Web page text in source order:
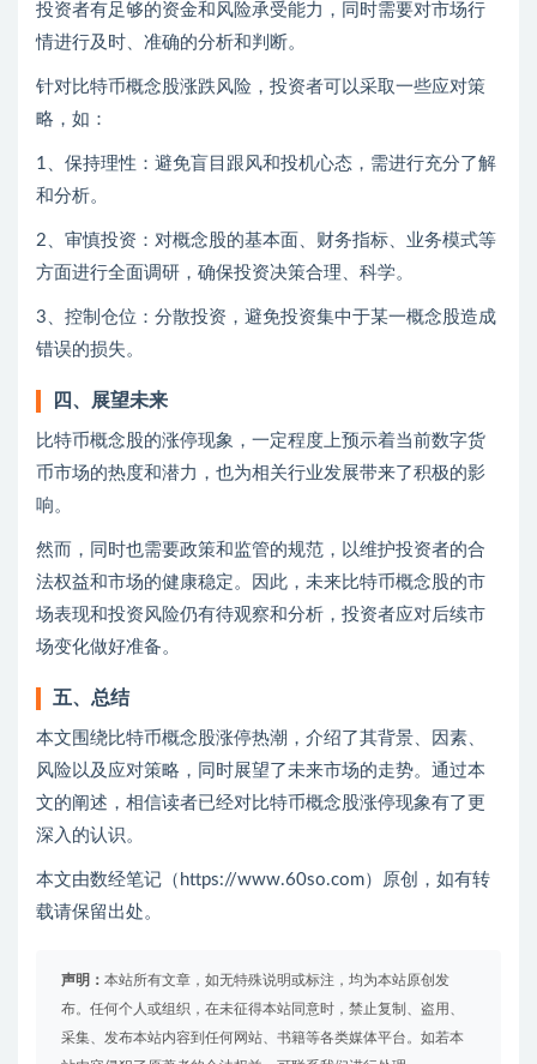
投资者有足够的资金和风险承受能力，同时需要对市场行
情进行及时、准确的分析和判断。
针对比特币概念股涨跌风险，投资者可以采取一些应对策
略，如：
1、保持理性：避免盲目跟风和投机心态，需进行充分了解
和分析。
2、审慎投资：对概念股的基本面、财务指标、业务模式等
方面进行全面调研，确保投资决策合理、科学。
3、控制仓位：分散投资，避免投资集中于某一概念股造成
错误的损失。
四、展望未来
比特币概念股的涨停现象，一定程度上预示着当前数字货
币市场的热度和潜力，也为相关行业发展带来了积极的影
响。
然而，同时也需要政策和监管的规范，以维护投资者的合
法权益和市场的健康稳定。因此，未来比特币概念股的市
场表现和投资风险仍有待观察和分析，投资者应对后续市
场变化做好准备。
五、总结
本文围绕比特币概念股涨停热潮，介绍了其背景、因素、
风险以及应对策略，同时展望了未来市场的走势。通过本
文的阐述，相信读者已经对比特币概念股涨停现象有了更
深入的认识。
本文由数经笔记（https://www.60so.com）原创，如有转
载请保留出处。
声明： 本站所有文章，如无特殊说明或标注，均为本站原创发
布。任何个人或组织，在未征得本站同意时，禁止复制、盗用、
采集、发布本站内容到任何网站、书籍等各类媒体平台。如若本